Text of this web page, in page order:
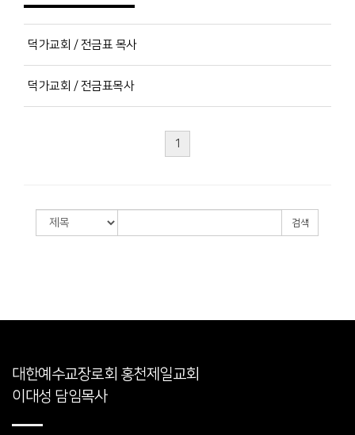
덕가교회 / 전금표 목사
덕가교회 / 전금표목사
1
검색
대한예수교장로회 홍천제일교회
이대성 담임목사